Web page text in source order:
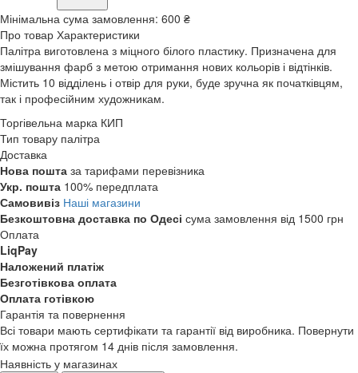
Мінімальна сума замовлення: 600 ₴
Про товар Характеристики
Палітра виготовлена з міцного білого пластику. Призначена для
змішування фарб з метою отримання нових кольорів і відтінків.
Містить 10 відділень і отвір для руки, буде зручна як початківцям,
так і професійним художникам.
Торгівельна марка КИП
Тип товару палітра
Доставка
Нова пошта за тарифами перевізника
Укр. пошта 100% передплата
Самовивіз Наші магазини
Безкоштовна доставка по Одесі сума замовлення від 1500 грн
Оплата
LiqPay
Наложений платіж
Безготівкова оплата
Оплата готівкою
Гарантія та повернення
Всі товари мають сертифікати та гарантії від виробника. Повернути
їх можна протягом 14 днів після замовлення.
Наявність у магазинах